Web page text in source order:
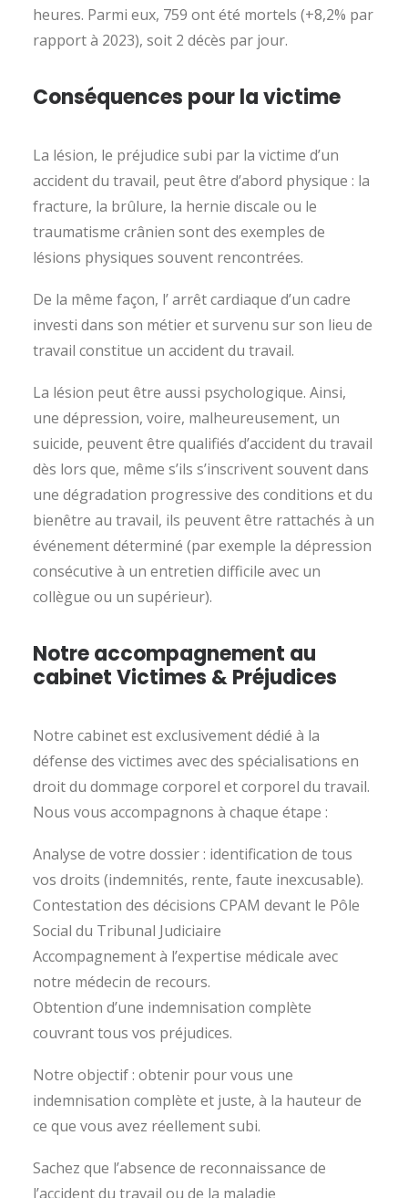
heures. Parmi eux, 759 ont été mortels (+8,2% par
rapport à 2023), soit 2 décès par jour.
Conséquences pour la victime
La lésion, le préjudice subi par la victime d’un
accident du travail, peut être d’abord physique : la
fracture, la brûlure, la hernie discale ou le
traumatisme crânien sont des exemples de
lésions physiques souvent rencontrées.
De la même façon, l’ arrêt cardiaque d’un cadre
investi dans son métier et survenu sur son lieu de
travail constitue un accident du travail.
La lésion peut être aussi psychologique. Ainsi,
une dépression, voire, malheureusement, un
suicide, peuvent être qualifiés d’accident du travail
dès lors que, même s’ils s’inscrivent souvent dans
une dégradation progressive des conditions et du
bienêtre au travail, ils peuvent être rattachés à un
événement déterminé (par exemple la dépression
consécutive à un entretien difficile avec un
collègue ou un supérieur).
Notre accompagnement au
cabinet Victimes & Préjudices
Notre cabinet est exclusivement dédié à la
défense des victimes avec des spécialisations en
droit du dommage corporel et corporel du travail.
Nous vous accompagnons à chaque étape :
Analyse de votre dossier : identification de tous
vos droits (indemnités, rente, faute inexcusable).
Contestation des décisions CPAM devant le Pôle
Social du Tribunal Judiciaire
Accompagnement à l’expertise médicale avec
notre médecin de recours.
Obtention d’une indemnisation complète
couvrant tous vos préjudices.
Notre objectif : obtenir pour vous une
indemnisation complète et juste, à la hauteur de
ce que vous avez réellement subi.
Sachez que l’absence de reconnaissance de
l’accident du travail ou de la maladie